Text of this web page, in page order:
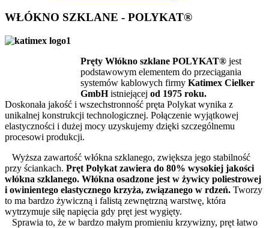
WŁÓKNO SZKLANE - POLYKAT®
Pręty Włókno szklane POLYKAT® jest
podstawowym elementem do przeciągania
systemów kablowych firmy Katimex Cielker
GmbHistniejącej od 1975 roku.
Doskonała jakość i wszechstronność pręta Polykat wynika z
unikalnej konstrukcji technologicznej. Połączenie wyjątkowej
elastyczności i dużej mocy uzyskujemy dzięki szczególnemu
procesowi produkcji.
Wyższa zawartość włókna szklanego, zwiększa jego stabilność
przy ściankach. Pręt Polykat zawiera do 80% wysokiej jakości
włókna szklanego. Włókna osadzone jest w żywicy poliestrowej
i owinientego elastycznego krzyża, związanego w rdzeń. Tworzy
to ma bardzo żywiczną i falistą zewnętrzną warstwę, która
wytrzymuje siłę napięcia gdy pręt jest wygięty.
Sprawia to, że w bardzo małym promieniu krzywizny, pręt łatwo